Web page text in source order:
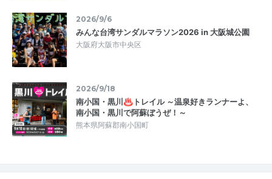
2026/9/6
みんな台湾サンダルマラソン2026 in 大阪城公園
大阪府大阪市中央区
2026/9/18
南小国・黒川♨トレイル ～温泉好きランナーよ、
南小国・黒川で阿蘇ぼうぜ！～
熊本県阿蘇郡南小国町